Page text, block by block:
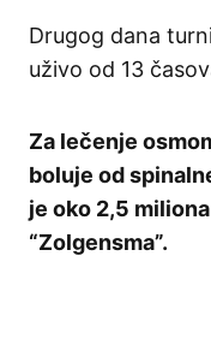
Drugog dana
uživo od 13
Za lečenje
boluje od
je oko 2,5
“Zolgensma”.